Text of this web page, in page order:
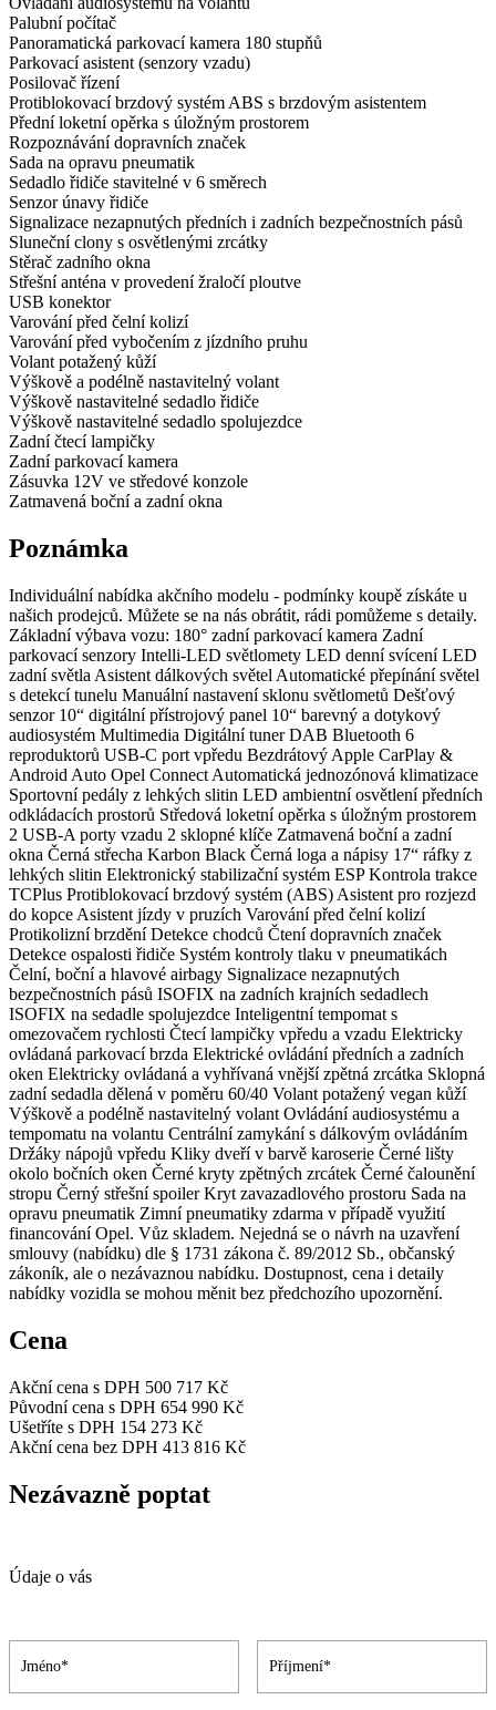
Palubní počítač
Panoramatická parkovací kamera 180 stupňů
Parkovací asistent (senzory vzadu)
Posilovač řízení
Protiblokovací brzdový systém ABS s brzdovým asistentem
Přední loketní opěrka s úložným prostorem
Rozpoznávání dopravních značek
Sada na opravu pneumatik
Sedadlo řidiče stavitelné v 6 směrech
Senzor únavy řidiče
Signalizace nezapnutých předních i zadních bezpečnostních pásů
Sluneční clony s osvětlenými zrcátky
Stěrač zadního okna
Střešní anténa v provedení žraločí ploutve
USB konektor
Varování před čelní kolizí
Varování před vybočením z jízdního pruhu
Volant potažený kůží
Výškově a podélně nastavitelný volant
Výškově nastavitelné sedadlo řidiče
Výškově nastavitelné sedadlo spolujezdce
Zadní čtecí lampičky
Zadní parkovací kamera
Zásuvka 12V ve středové konzole
Zatmavená boční a zadní okna
Poznámka
Individuální nabídka akčního modelu - podmínky koupě získáte u
našich prodejců. Můžete se na nás obrátit, rádi pomůžeme s detaily.
Základní výbava vozu: 180° zadní parkovací kamera Zadní
parkovací senzory Intelli-LED světlomety LED denní svícení LED
zadní světla Asistent dálkových světel Automatické přepínání světel
s detekcí tunelu Manuální nastavení sklonu světlometů Dešťový
senzor 10“ digitální přístrojový panel 10“ barevný a dotykový
audiosystém Multimedia Digitální tuner DAB Bluetooth 6
reproduktorů USB-C port vpředu Bezdrátový Apple CarPlay &
Android Auto Opel Connect Automatická jednozónová klimatizace
Sportovní pedály z lehkých slitin LED ambientní osvětlení předních
odkládacích prostorů Středová loketní opěrka s úložným prostorem
2 USB-A porty vzadu 2 sklopné klíče Zatmavená boční a zadní
okna Černá střecha Karbon Black Černá loga a nápisy 17“ ráfky z
lehkých slitin Elektronický stabilizační systém ESP Kontrola trakce
TCPlus Protiblokovací brzdový systém (ABS) Asistent pro rozjezd
do kopce Asistent jízdy v pruzích Varování před čelní kolizí
Protikolizní brzdění Detekce chodců Čtení dopravních značek
Detekce ospalosti řidiče Systém kontroly tlaku v pneumatikách
Čelní, boční a hlavové airbagy Signalizace nezapnutých
bezpečnostních pásů ISOFIX na zadních krajních sedadlech
ISOFIX na sedadle spolujezdce Inteligentní tempomat s
omezovačem rychlosti Čtecí lampičky vpředu a vzadu Elektricky
ovládaná parkovací brzda Elektrické ovládání předních a zadních
oken Elektricky ovládaná a vyhřívaná vnější zpětná zrcátka Sklopná
zadní sedadla dělená v poměru 60/40 Volant potažený vegan kůží
Výškově a podélně nastavitelný volant Ovládání audiosystému a
tempomatu na volantu Centrální zamykání s dálkovým ovládáním
Držáky nápojů vpředu Kliky dveří v barvě karoserie Černé lišty
okolo bočních oken Černé kryty zpětných zrcátek Černé čalounění
stropu Černý střešní spoiler Kryt zavazadlového prostoru Sada na
opravu pneumatik Zimní pneumatiky zdarma v případě využití
financování Opel. Vůz skladem. Nejedná se o návrh na uzavření
smlouvy (nabídku) dle § 1731 zákona č. 89/2012 Sb., občanský
zákoník, ale o nezávaznou nabídku. Dostupnost, cena i detaily
nabídky vozidla se mohou měnit bez předchozího upozornění.
Cena
Akční cena s DPH 500 717 Kč
Původní cena s DPH 654 990 Kč
Ušetříte s DPH 154 273 Kč
Akční cena bez DPH 413 816 Kč
Nezávazně poptat
Údaje o vás